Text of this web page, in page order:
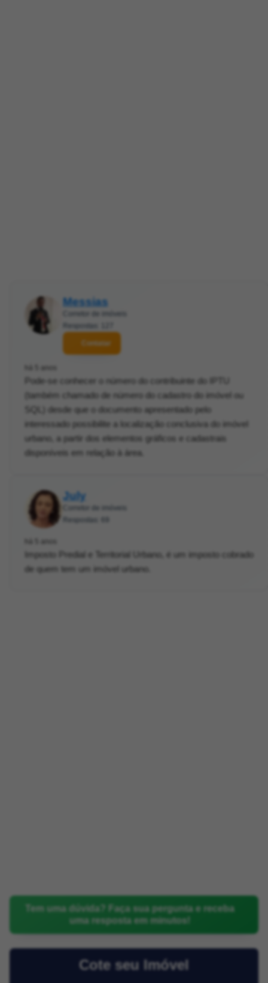
Messias
Contatar
Pode-se conhecer o número do contribuinte do IPTU
(também chamado de número do cadastro do imóvel ou
SQL) desde que o documento apresentado pelo
interessado possibilite a localização conclusiva do imóvel
urbano, a partir dos elementos gráficos e cadastrais
disponíveis em relação à área.
July
Imposto Predial e Territorial Urbano, é um imposto cobrado
de quem tem um imóvel urbano.
Tem uma dúvida? Faça sua pergunta e receba
uma resposta em minutos!
Cote seu Imóvel